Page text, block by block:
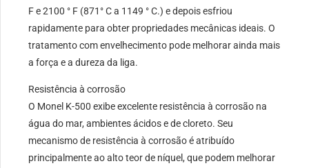
F e 2100 ° F (871° C a 1149 ° C.) e depois esfriou
rapidamente para obter propriedades mecânicas ideais. O
tratamento com envelhecimento pode melhorar ainda mais
a força e a dureza da liga.
Resistência à corrosão
O Monel K-500 exibe excelente resistência à corrosão na
água do mar, ambientes ácidos e de cloreto. Seu
mecanismo de resistência à corrosão é atribuído
principalmente ao alto teor de níquel, que podem melhorar